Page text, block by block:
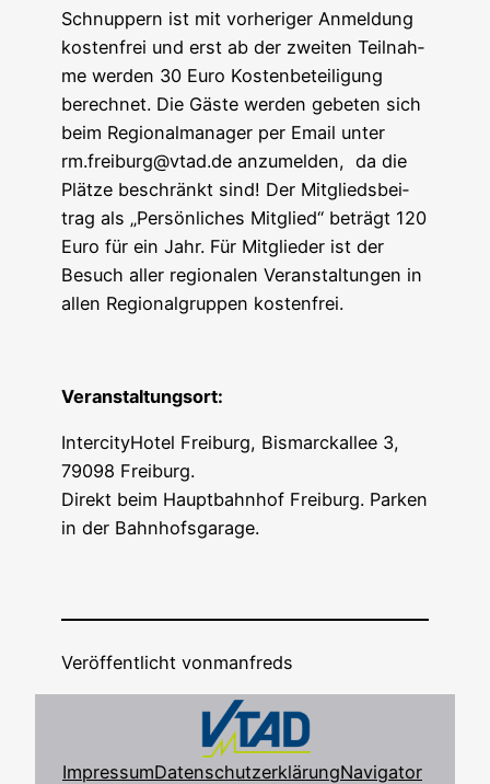
Schnup­pern ist mit vor­he­ri­ger Anmel­dung
kos­ten­frei und erst ab der zwei­ten Teil­nah­
me wer­den 30 Euro Kos­ten­be­tei­li­gung
berech­net. Die Gäs­te wer­den gebe­ten sich
beim Regio­nal­ma­na­ger per Email unter
rm.freiburg@vtad.de anzu­mel­den, da die
Plät­ze beschränkt sind! Der Mit­glieds­bei­
trag als „Per­sön­li­ches Mit­glied“ beträgt 120
Euro für ein Jahr. Für Mit­glie­der ist der
Besuch aller regio­na­len Ver­an­stal­tun­gen in
allen Regio­nal­grup­pen kostenfrei.
Ver­an­stal­tungs­ort:
Inter­ci­ty­Ho­tel Frei­burg, Bis­marck­al­lee 3,
79098 Freiburg.
Direkt beim Haupt­bahn­hof Frei­burg. Par­ken
in der Bahnhofsgarage.
Veröffentlicht vonmanfreds
ImpressumDatenschutzerklärungNavigator